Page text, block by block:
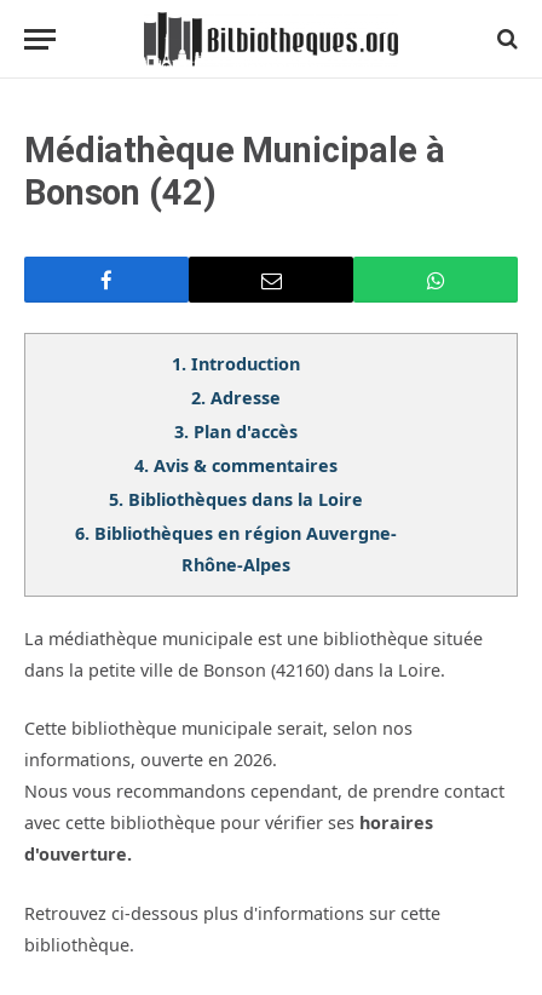
Médiathèque Municipale à
Bonson (42)
1. Introduction
2. Adresse
3. Plan d'accès
4. Avis & commentaires
5. Bibliothèques dans la Loire
6. Bibliothèques en région Auvergne-
Rhône-Alpes
La médiathèque municipale est une bibliothèque située
dans la petite ville de Bonson (42160) dans la Loire.
Cette bibliothèque municipale serait, selon nos
informations, ouverte en 2026.
Nous vous recommandons cependant, de prendre contact
avec cette bibliothèque pour vérifier ses horaires
d'ouverture.
Retrouvez ci-dessous plus d'informations sur cette
bibliothèque.